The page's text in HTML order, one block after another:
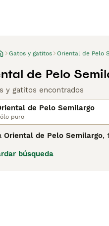
Gatos y gatitos Oriental de Pelo
de Pelo
y gatitos encontrados
de Pelo Semilargo
puro
Oriental de Pelo Semilargo,
por su elegante cuerpo
predominantemente
constante estímulo y
aunque requiere atención
«gatos pelo semilargo»,
para quienes buscan un
búsqueda